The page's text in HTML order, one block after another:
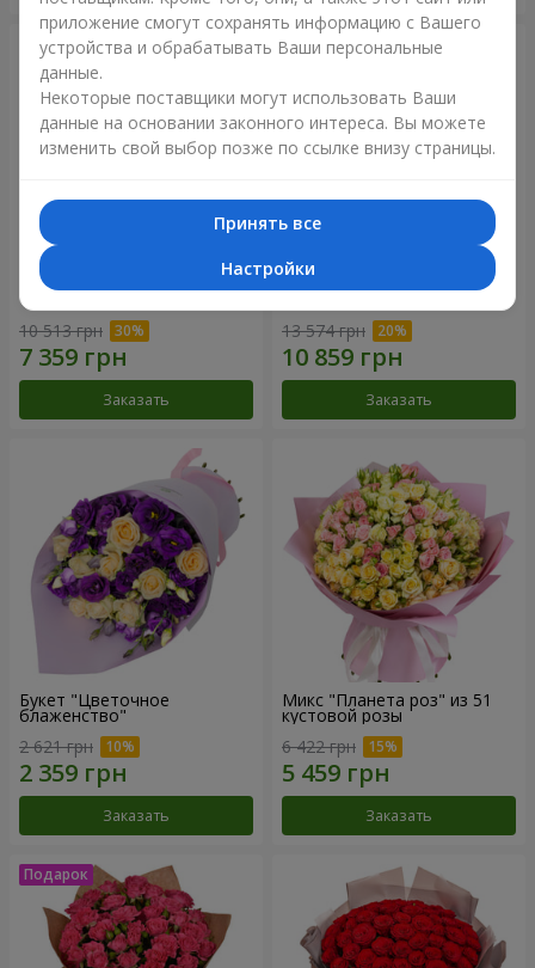
Букет "Сила Любви!"
10 513 грн
Заказать
Романтический букет
13 574 грн
Заказать
Букет "Цветочное
блаженство"
2 621 грн
Заказать
Микс "Планета роз" из 51
кустовой розы
6 422 грн
Заказать
приложение смогут сохранять информацию с Вашего
устройства и обрабатывать Ваши персональные
данные.
Некоторые поставщики могут использовать Ваши
данные на основании законного интереса. Вы можете
изменить свой выбор позже по ссылке внизу страницы.
Принять все
Настройки